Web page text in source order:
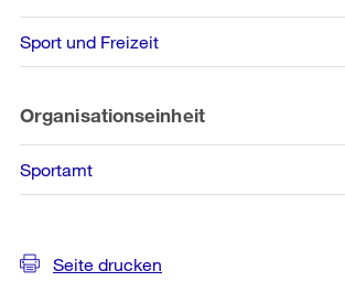
Sport und Freizeit
Organisationseinheit
Sportamt
Seite drucken